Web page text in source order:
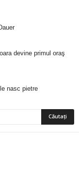
devine primul oraş
nasc pietre